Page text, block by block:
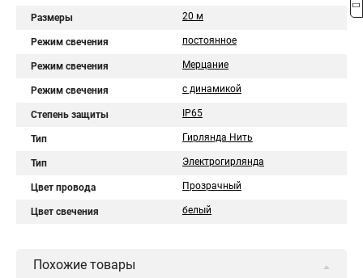
Размеры 20 м
Режим свечения постоянное
Режим свечения Мерцание
Режим свечения с динамикой
Степень защиты IP65
Тип Гирлянда Нить
Тип Электрогирлянда
Цвет провода Прозрачный
Цвет свечения белый
Похожие товары